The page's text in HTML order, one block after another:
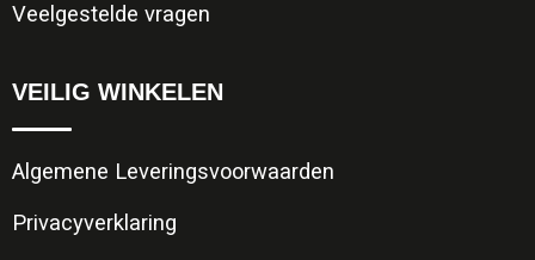
Veelgestelde vragen
VEILIG WINKELEN
Algemene Leveringsvoorwaarden
Privacyverklaring